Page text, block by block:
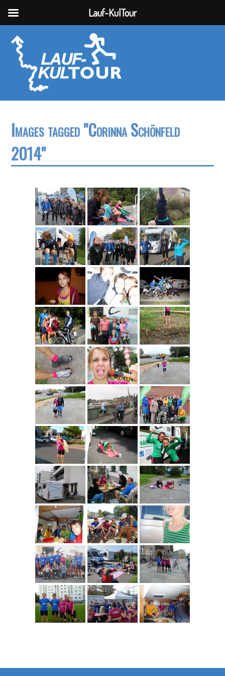
Images tagged "Corinna Schönfeld
2014"
Lauf-KulTour